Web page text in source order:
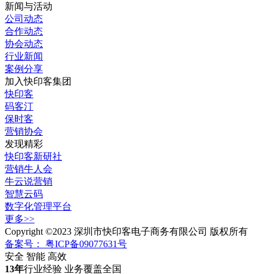
新闻与活动
公司动态
合作动态
协会动态
行业新闻
案例分享
加入快印客集团
快印客
码客汀
保时客
营销协会
发现精彩
快印客新研社
营销牛人会
牛云说营销
智慧云码
数字化管理平台
更多>>
Copyright ©2023 深圳市快印客电子商务有限公司 版权所有
备案号： 粤ICP备09077631号
安全 智能 高效
13年行业经验 业务覆盖全国